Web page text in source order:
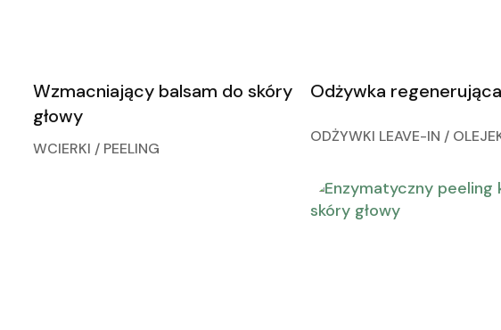
Wzmacniający balsam do skóry
głowy
WCIERKI / PEELING
Odżywka regenerująca
ODŻYWKI LEAVE-IN /